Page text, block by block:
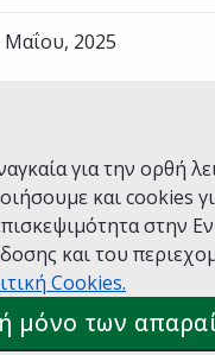
για την ορθή
και cookies
στην
και του
Cookies.
μόνο των
Μαΐου, 2025
Πολιτική
Διακυβέρνησης